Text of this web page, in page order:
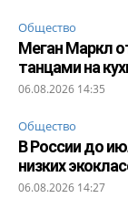
Общество
Меган Маркл
танцами на
06.08.2026 14:35
Общество
В России до
низких
06.08.2026 14:27